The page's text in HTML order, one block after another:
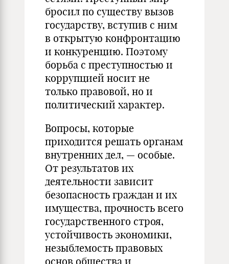
бросил по существу вызов
государству, вступив с ним
в открытую конфронтацию
и конкуренцию. Поэтому
борьба с преступностью и
коррупцией носит не
только правовой, но и
политический характер.
Вопросы, которые
приходится решать органам
внутренних дел, — особые.
От результатов их
деятельности зависит
безопасность граждан и их
имущества, прочность всего
государственного строя,
устойчивость экономики,
незыблемость правовых
основ общества и